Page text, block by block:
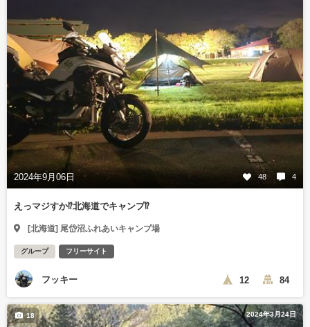
2024年9月06日 48 4
えっマジすか⁉️北海道でキャンプ⁉️
[北海道] 尾岱沼ふれあいキャンプ場
グループ フリーサイト
フッキー 12 84
2024年3月24日
18